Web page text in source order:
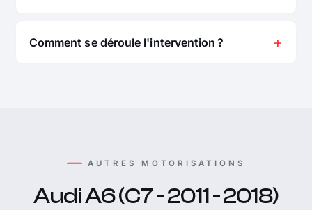
Comment se déroule l'intervention ?
AUTRES MOTORISATIONS
Audi A6 (C7 - 2011 - 2018)